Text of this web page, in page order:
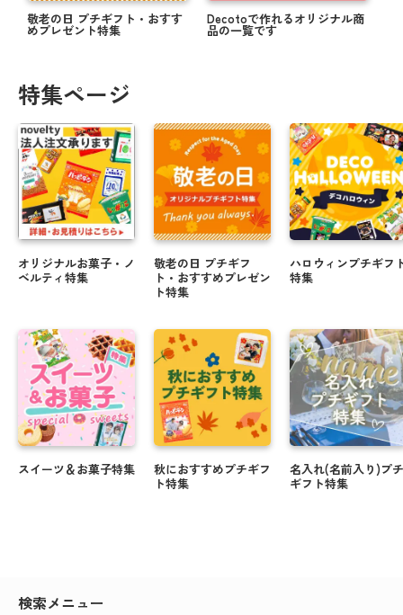
敬老の日 プチギフト・おすす
めプレゼント特集
Decotoで作れるオリジナル商
品の一覧です
特集ページ
オリジナルお菓子・ノ
ベルティ特集
スイーツ＆お菓子特集
敬老の日 プチギフ
ト・おすすめプレゼン
ト特集
秋におすすめプチギフ
ト特集
ハロウィンプチギフ
特集
名入れ(名前入り)プチ
ギフト特集
検索メニュー